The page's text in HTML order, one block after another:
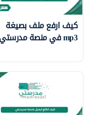
كيف ارفع ملف بصيغة
mp3 في منصة مدرستي